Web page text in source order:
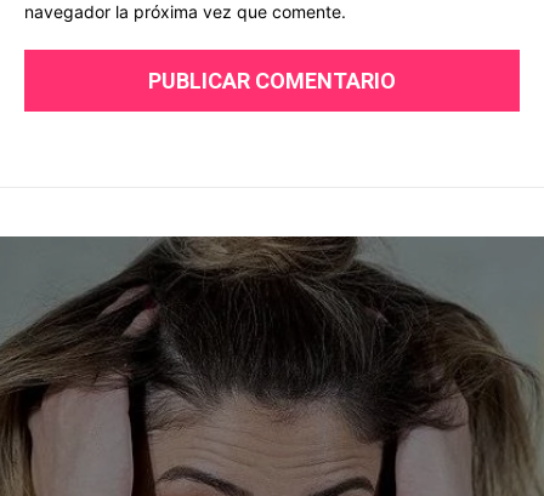
navegador la próxima vez que comente.